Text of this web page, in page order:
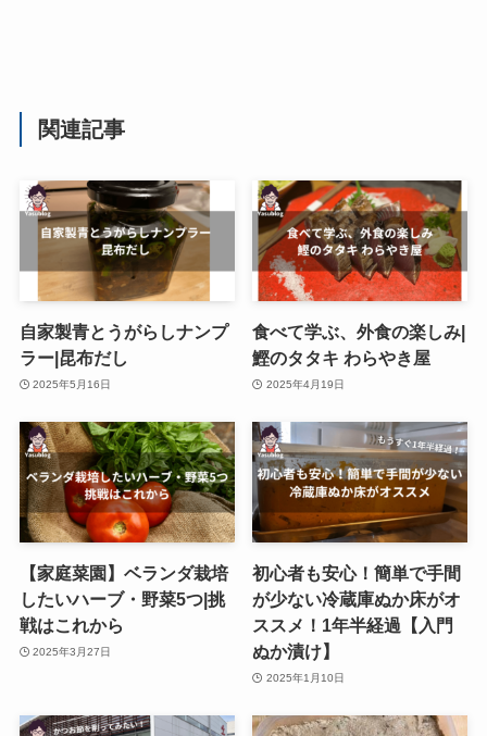
関連記事
自家製青とうがらしナンプ
ラー|昆布だし
2025年5月16日
食べて学ぶ、外食の楽しみ|
鰹のタタキ わらやき屋
2025年4月19日
【家庭菜園】ベランダ栽培
したいハーブ・野菜5つ|挑
戦はこれから
2025年3月27日
初心者も安心！簡単で手間
が少ない冷蔵庫ぬか床がオ
ススメ！1年半経過【入門
ぬか漬け】
2025年1月10日